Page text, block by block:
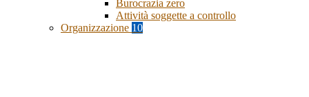
Burocrazia zero
Attività soggette a controllo
Organizzazione 10